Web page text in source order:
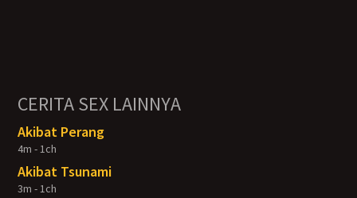
CERITA SEX LAINNYA
Akibat Perang
4m - 1ch
Akibat Tsunami
3m - 1ch